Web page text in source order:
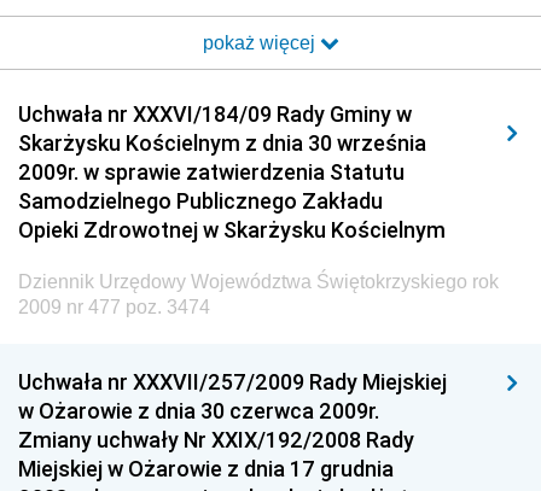
Dziennik Urzędowy Ministra Transportu i Budownictwa
Elektronicznej
Dziennik Urzędowy Ministra Spraw Wewnętrznych i
Administracji
Dziennik Urzędowy Ministra Transportu
Dziennik Urzędowy Ministra Budownictwa
Dziennik Urzędowy Ministra Nauki i Szkolnictwa
Dziennik Urzędowy Głównego Urzędu Miar
Dziennik Urzędowy Ministra Rolnictwa i Rozwoju Wsi
Dziennik Urzędowy Ministra Edukacji Narodowej i
Sportu
pokaż więcej
Uchwała nr XXXVI/184/09 Rady Gminy w
Skarżysku Kościelnym z dnia 30 września
2009r. w sprawie zatwierdzenia Statutu
Samodzielnego Publicznego Zakładu
Opieki Zdrowotnej w Skarżysku Kościelnym
Dziennik Urzędowy Województwa Świętokrzyskiego rok
2009 nr 477 poz. 3474
Uchwała nr XXXVII/257/2009 Rady Miejskiej
w Ożarowie z dnia 30 czerwca 2009r.
Zmiany uchwały Nr XXIX/192/2008 Rady
Miejskiej w Ożarowie z dnia 17 grudnia